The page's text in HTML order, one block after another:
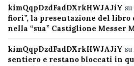
kimQqpDzdFadDXrkHWJAJiY su
fiori”, la presentazione del
nella “sua” Castiglione Messer
kimQqpDzdFadDXrkHWJAJiY su
sentiero e restano bloccati in